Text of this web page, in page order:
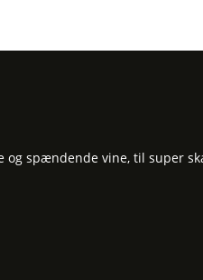
spændende vine, til super